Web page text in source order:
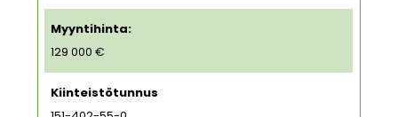
Myyntihinta:
129 000 €
Kiinteistötunnus